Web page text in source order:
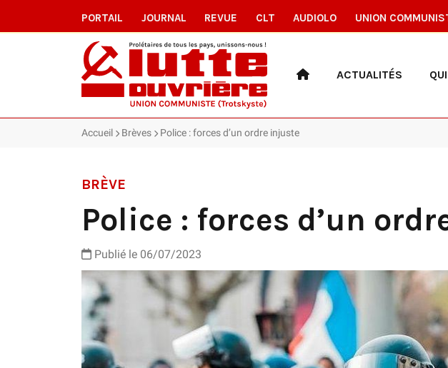
PORTAIL JOURNAL REVUE CLT AUDIOLO UNION
ACTUALITÉS
Accueil Brèves Police : forces d’un ordre injuste
BRÈVE
Police : forces d’un
Publié le 06/07/2023